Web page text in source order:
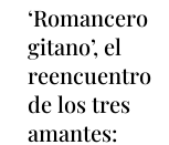
Canción del
interpretada
Ibañez, i
d’altres,
Gabriel”,
sonámbulo”,
‘Romancero
gitano’, el
reencuentro
de los tres
amantes: